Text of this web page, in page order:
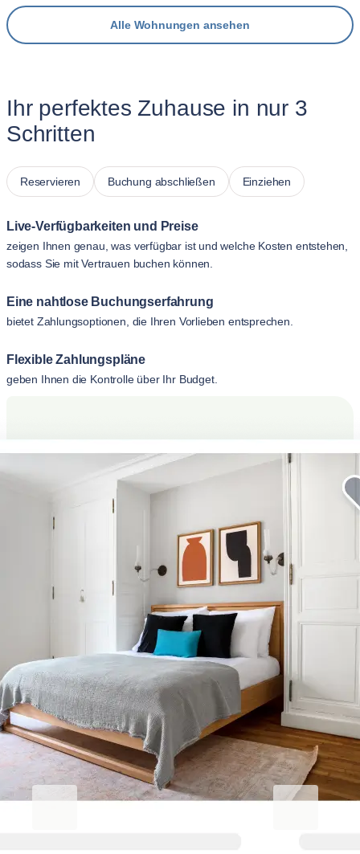
Alle Wohnungen ansehen
Ihr perfektes Zuhause in nur 3
Schritten
Reservieren Buchung abschließen Einziehen
Live-Verfügbarkeiten und Preise
zeigen Ihnen genau, was verfügbar ist und welche Kosten entstehen,
sodass Sie mit Vertrauen buchen können.
Eine nahtlose Buchungserfahrung
bietet Zahlungsoptionen, die Ihren Vorlieben entsprechen.
Flexible Zahlungspläne
geben Ihnen die Kontrolle über Ihr Budget.
Machen Sie Ihren Aufenthalt
außergewöhnlich